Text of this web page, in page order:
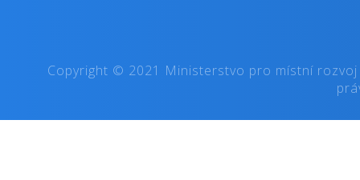
Copyright © 2021 Ministerstvo pro místní rozvoj